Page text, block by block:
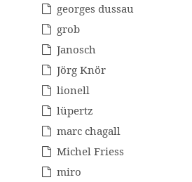
georges dussau
grob
Janosch
Jörg Knör
lionell
lüpertz
marc chagall
Michel Friess
miro